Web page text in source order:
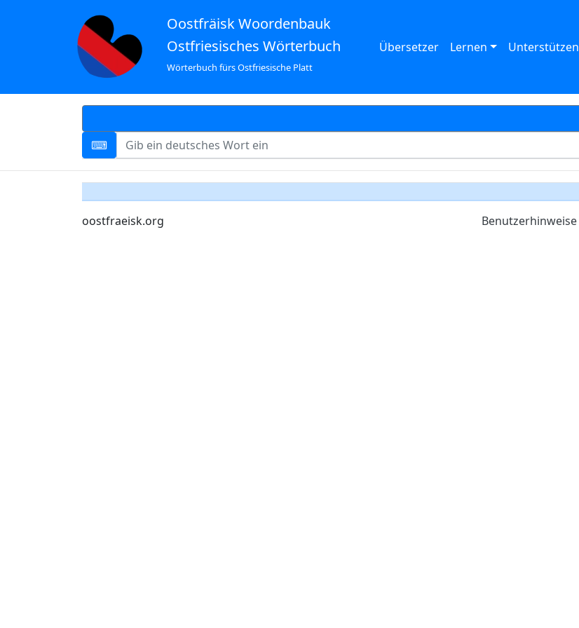
Oostfräisk Woordenbauk
Ostfriesisches Wörterbuch
Wörterbuch fürs Ostfriesische Platt
Übersetzer Lernen Unterstützen
oostfraeisk.org Benutzerhinweise